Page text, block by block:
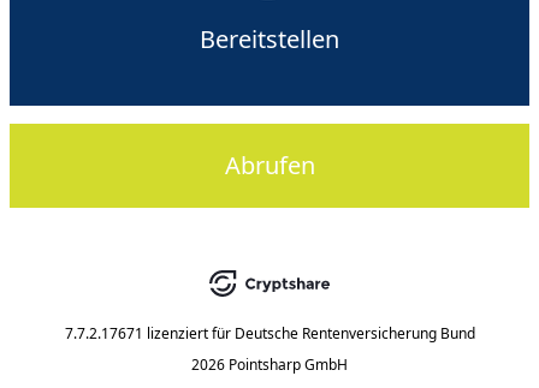
Bereitstellen
Abrufen
7.7.2.17671 lizenziert für Deutsche Rentenversicherung Bund
2026 Pointsharp GmbH